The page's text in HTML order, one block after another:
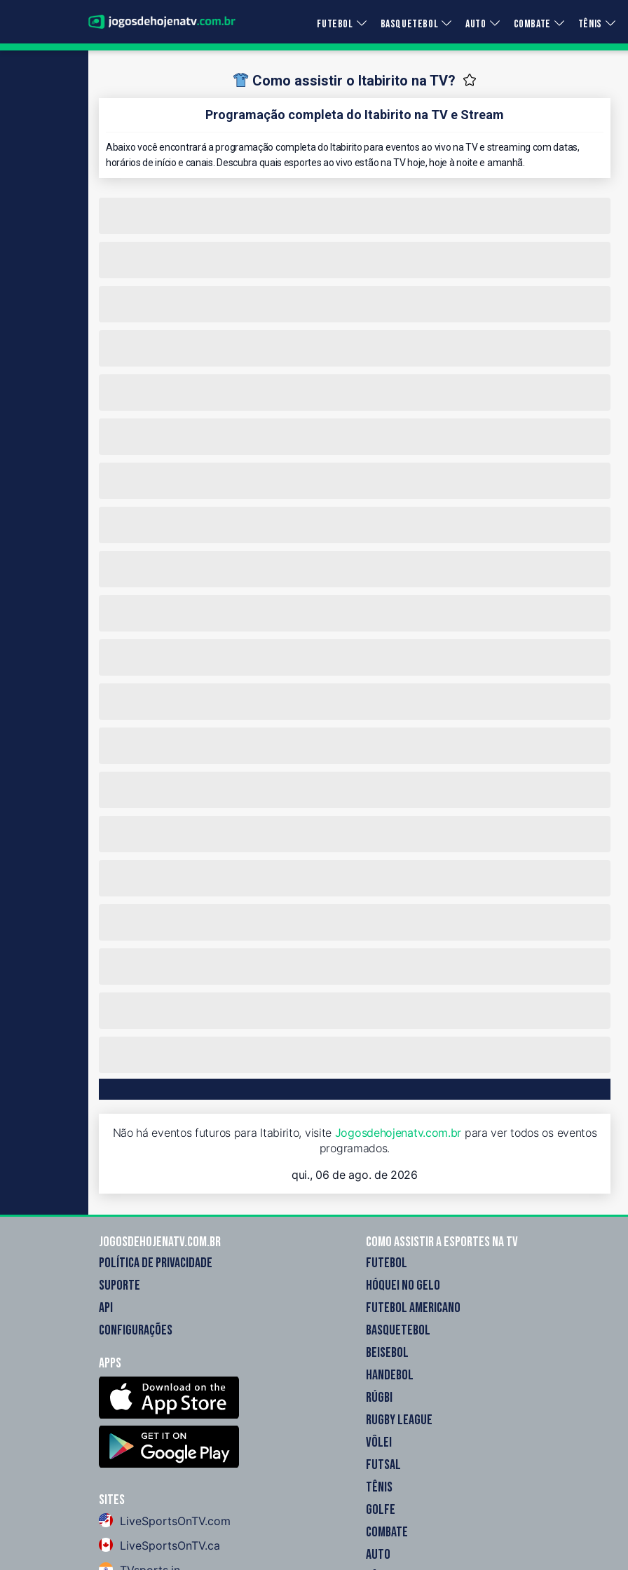
FUTEBOL BASQUETEBOL AUTO COMBATE TÊNIS
Como assistir o Itabirito na TV?
Programação completa do Itabirito na TV e Stream
Abaixo você encontrará a programação completa do Itabirito para eventos ao vivo na TV e streaming com datas,
horários de início e canais. Descubra quais esportes ao vivo estão na TV hoje, hoje à noite e amanhã.
Não há eventos futuros para Itabirito, visite Jogosdehojenatv.com.br para ver todos os eventos
programados.
qui., 06 de ago. de 2026
Jogosdehojenatv.com.br
POLÍTICA DE PRIVACIDADE
SUPORTE
API
CONFIGURAÇÕES
Apps
Sites
LiveSportsOnTV.com
LiveSportsOnTV.ca
Como assistir a esportes na TV
FUTEBOL
HÓQUEI NO GELO
FUTEBOL AMERICANO
BASQUETEBOL
BEISEBOL
HANDEBOL
RÚGBI
RUGBY LEAGUE
VÔLEI
FUTSAL
TÊNIS
GOLFE
COMBATE
AUTO